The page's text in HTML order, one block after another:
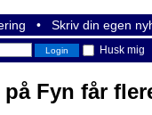
• Skriv din egen
Husk mig
Fyn får